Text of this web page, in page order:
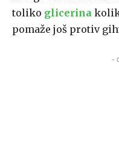
toliko glicerina
pomaže još protiv
-